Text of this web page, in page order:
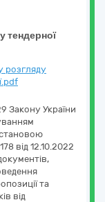
тендерної
розгляду
Закону України
від 12.10.2022
та
від